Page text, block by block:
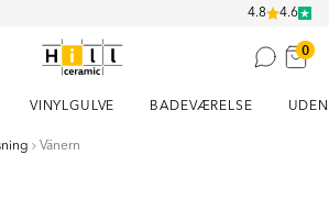
4.8 4.6
0
VINYLGULVE BADEVÆRELSE
Vänern